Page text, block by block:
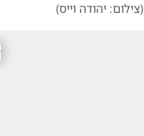
(צילום: יהודה וייס)